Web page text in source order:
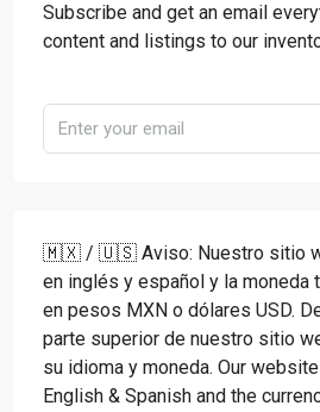
Subscribe and get an email
content and listings to our
🇲🇽 / 🇺🇸 Aviso: Nuestro sitio
en inglés y español y la moneda
en pesos MXN o dólares USD.
parte superior de nuestro sitio
su idioma y moneda. Our
English & Spanish and the